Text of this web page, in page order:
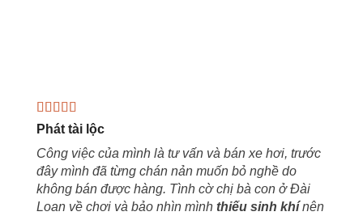
Phát tài lộc
Công việc của mình là tư vấn và bán xe hơi, trước
đây mình đã từng chán nản muốn bỏ nghề do
không bán được hàng. Tình cờ chị bà con ở Đài
Loan về chơi và bảo nhìn mình thiếu sinh khínên